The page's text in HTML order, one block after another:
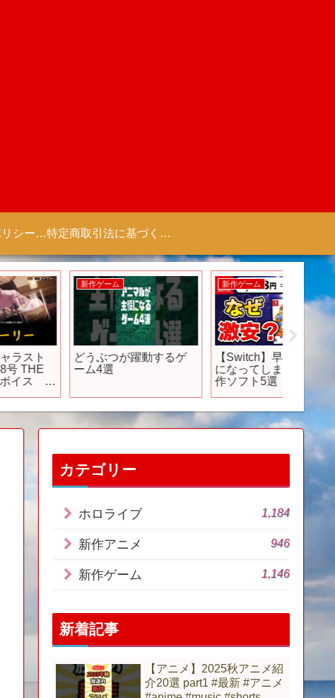
プライバシーポリシー 【Colorful Creation】 特定商取引法に基づく表記（商取引に関する開示）
新作ゲーム
どうぶつが躍動するゲ
ーム4選
新作ゲーム
【Switch】早くも激安
になってしまった準新
作ソフト5選【訳あり】
ビー
カテゴリー
ホロライブ 1,184
新作アニメ 946
新作ゲーム 1,146
新着記事
【アニメ】2025秋アニメ紹
介20選 part1 #最新 #アニメ